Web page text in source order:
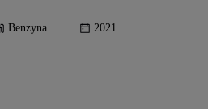
Benzyna 2021